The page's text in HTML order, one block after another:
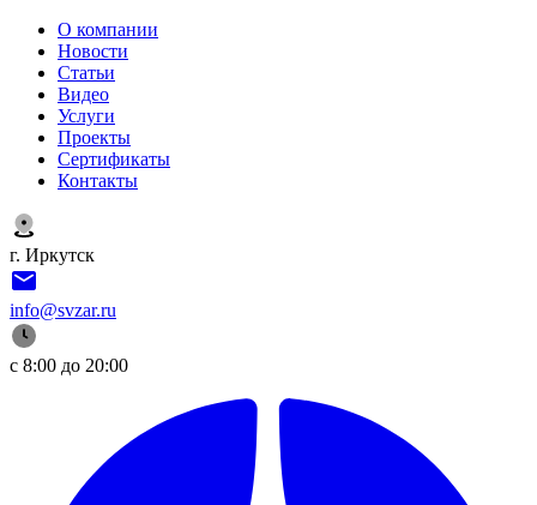
О компании
Новости
Статьи
Видео
Услуги
Проекты
Сертификаты
Контакты
г. Иркутск
info@svzar.ru
с 8:00 до 20:00